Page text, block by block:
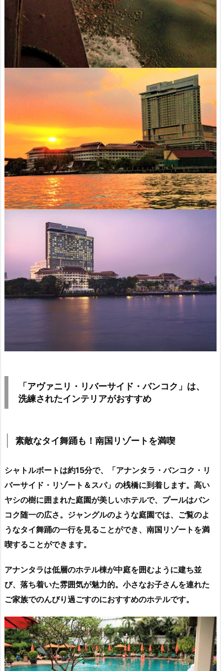
「アヴァニリ・リバーサイド・バンコク」は、
洗練されたインテリアがおすすめ
素敵なタイ舞踊も！南国リゾートを満喫
シャトルボートは約15分で、「アナンタラ・バンコク・リ
バーサイド・リゾート＆スパ」の桟橋に到着します。高い
ヤシの樹に囲まれた庭園が美しいホテルで、プールはバン
コク随一の広さ。ジャングルのような庭園では、ご覧のよ
うなタイ舞踊の一行を見ることができ、南国リゾートを満
喫することができます。
アナンタラは低層のホテル棟が中庭を囲むように建ち並
び、落ち着いた雰囲気が魅力的。小さなお子さんを連れた
ご家族でのんびり過ごすのにおすすめのホテルです。